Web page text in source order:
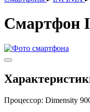
Смартфон
Процессор: Dimensity